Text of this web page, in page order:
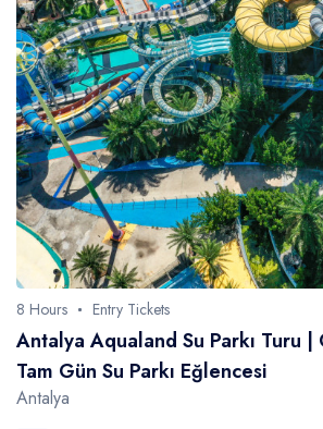
8 Hours Entry Tickets
Antalya Aqualand Su Parkı Turu
Tam Gün Su Parkı Eğlencesi
Antalya